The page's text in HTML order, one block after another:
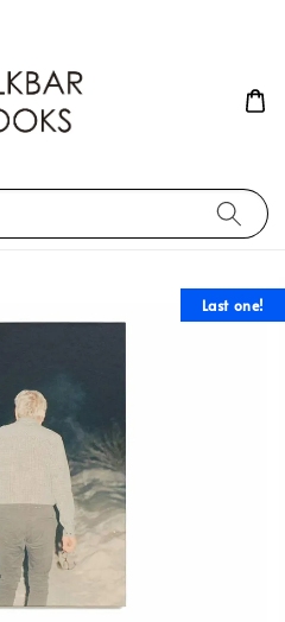
Last one!